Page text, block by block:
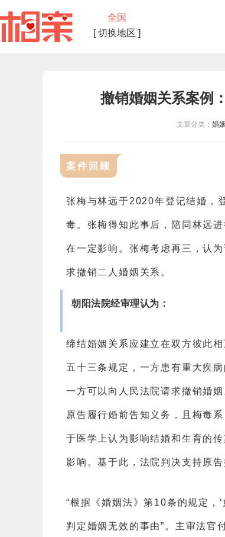
全国
[ 切换地区 ]
撤销婚姻关系案例
文章分类： 婚
案件回顾
张梅与林远于2020年登记结婚，
毒。张梅得知此事后，陪同林远
在一定影响。张梅考虑再三，认
求撤销二人婚姻关系。
朝阳法院经审理认为：
缔结婚姻关系应建立在双方彼此
五十三条规定，一方患有重大疾
一方可以向人民法院请求撤销婚
原告履行婚前告知义务，且梅毒
于医学上认为影响结婚和生育的
影响。基于此，法院判决支持原告
“根据《婚姻法》第10条的规定，
判定婚姻无效的事由”。主审法官